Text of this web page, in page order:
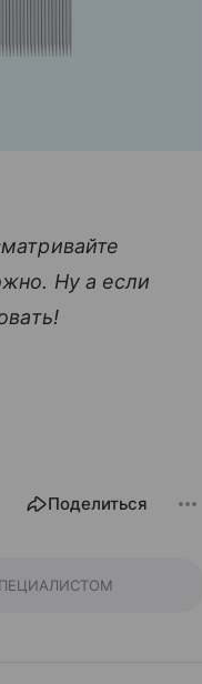
Ну а если
Поделиться